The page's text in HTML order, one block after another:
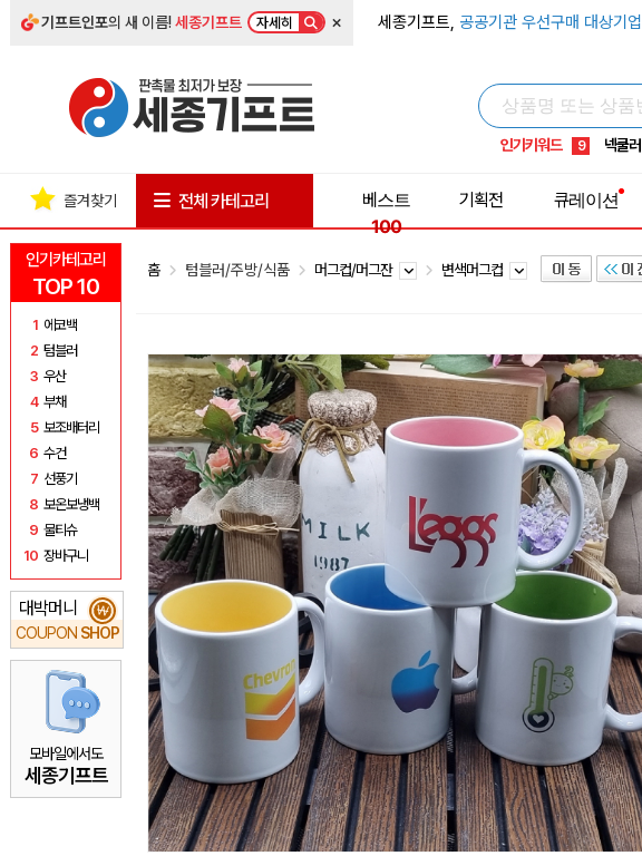
기프트인포의 새 이름!세종기프트 자세히 × 세종기프트, 공공기관 우선구매 대상기업
인기키워드
5 키캡
8 쿨토시
9 넥쿨러
1 선풍기
인기카테고리
TOP 10
1 에코백
2 텀블러
3 우산
4 부채
5 보조배터리
6 수건
7 선풍기
8 보온보냉백
9 물티슈
10 장바구니
대박머니
COUPON SHOP
₩
모바일에서도
세종기프트
즐겨찾기 전체 카테고리
베스트
100
기획전 큐레이션
홈 텀블러/주방/식품 머그컵/머그잔 변색머그컵